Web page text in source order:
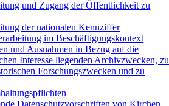
und Zugang der Öffentlichkeit zu
der nationalen Kennziffer
im Beschäftigungskontext
und Ausnahmen in Bezug auf die
Interesse liegenden Archivzwecken, zu
Forschungszwecken und zu
Datenschutzvorschriften von Kirchen